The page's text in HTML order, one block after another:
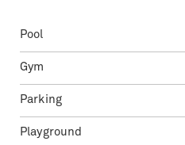
Pool
Gym
Parking
Playground